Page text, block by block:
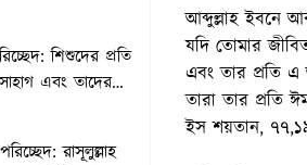
শিশুদের প্রতি
এবং তাদের
রাসূলুল্লাহ
আব্দুল্লাহ ইবনে
যদি তোমার
এবং তার প্রতি এ
তারা তার প্রতি
ইস শয়তান,